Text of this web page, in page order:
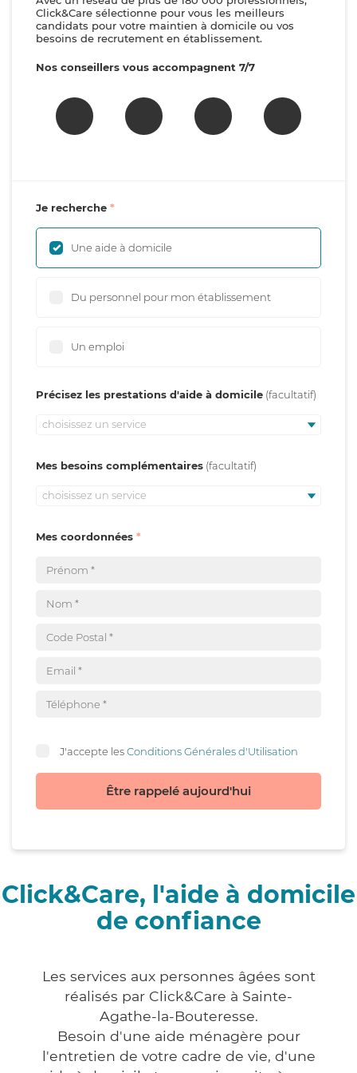
Click&Care sélectionne pour vous les meilleurs
candidats pour votre maintien à domicile ou vos
besoins de recrutement en établissement.
Nos conseillers vous accompagnent 7/7
Je recherche
Une aide à domicile
Du personnel pour mon établissement
Un emploi
Précisez les prestations d'aide à domicile
choisissez un service
Mes besoins complémentaires
choisissez un service
Mes coordonnées
J'accepte lesConditions Générales d'Utilisation
Être rappelé aujourd'hui
Click&Care, l'aide à domicile
de confiance
Les services aux personnes âgées sont
réalisés par Click&Care à Sainte-
Agathe-la-Bouteresse.
Besoin d'une aide ménagère pour
l'entretien de votre cadre de vie, d'une